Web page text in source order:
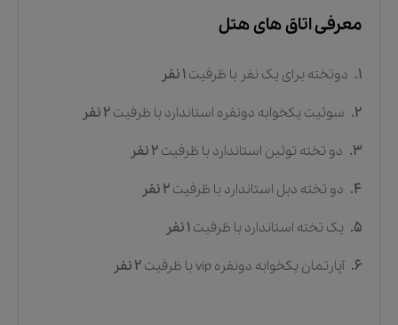
معرفی اتاق های هتل
1. دوتخته برای یک نفر با ظرفیت 1 نفر
2. سوئیت یکخوابه دونفره استاندارد با ظرفیت 2 نفر
3. دو تخته توئین استاندارد با ظرفیت 2 نفر
4. دو تخته دبل استاندارد با ظرفیت 2 نفر
5. یک تخته استاندارد با ظرفیت 1 نفر
6. آپارتمان یکخوابه دونفره vip با ظرفیت 2 نفر